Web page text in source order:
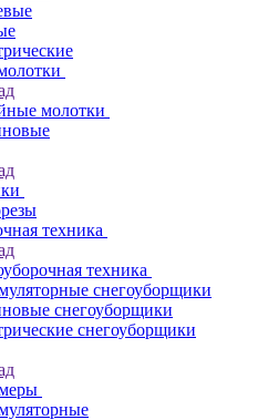
молотки
техника
техника
снегоуборщики
снегоуборщики
снегоуборщики